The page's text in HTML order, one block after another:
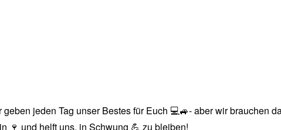
jeden Tag unser Bestes für Euch 💻🚙- aber wir brauchen
🍷 und helft uns, in Schwung 💪 zu bleiben!